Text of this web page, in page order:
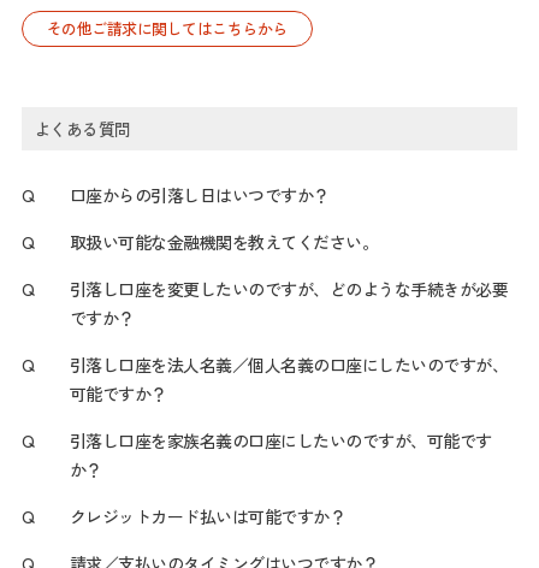
その他ご請求に関してはこちらから
よくある質問
Q
口座からの引落し日はいつですか？
Q
取扱い可能な金融機関を教えてください。
Q
引落し口座を変更したいのですが、どのような手続きが必要
ですか？
Q
引落し口座を法人名義／個人名義の口座にしたいのですが、
可能ですか？
Q
引落し口座を家族名義の口座にしたいのですが、可能です
か？
Q
クレジットカード払いは可能ですか？